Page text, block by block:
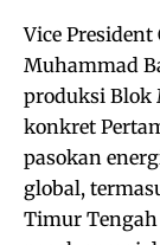
Vice
Muhammad
produksi Blok
konkret
pasokan
global,
Timur